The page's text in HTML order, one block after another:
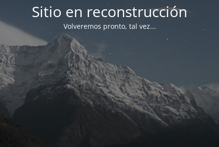
Sitio en reconstrucción
Volveremos pronto, tal vez...